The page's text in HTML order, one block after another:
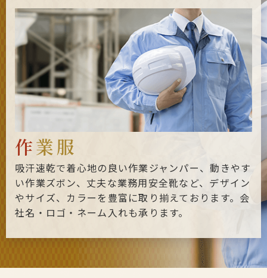
作業服
吸汗速乾で着心地の良い作業ジャンパー、動きやす
い作業ズボン、丈夫な業務用安全靴など、デザイン
やサイズ、カラーを豊富に取り揃えております。会
社名・ロゴ・ネーム入れも承ります。